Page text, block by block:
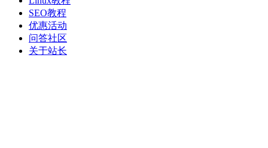
SEO教程
优惠活动
问答社区
关于站长